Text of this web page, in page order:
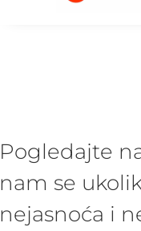
Pogledajte
nam se
nejasnoća i